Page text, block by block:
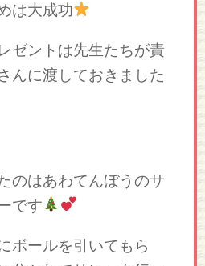
は大成功
ゼントは先生たちが責
んに渡しておきました
のはあわてんぼうのサ
です
ボールを引いてもら